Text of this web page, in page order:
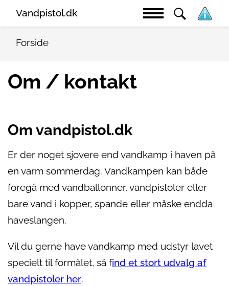
Vandpistol.dk
Forside
Om / kontakt
Om vandpistol.dk
Er der noget sjovere end vandkamp i haven på
en varm sommerdag. Vandkampen kan både
foregå med vandballonner, vandpistoler eller
bare vand i kopper, spande eller måske endda
haveslangen.
Vil du gerne have vandkamp med udstyr lavet
specielt til formålet, så find et stort udvalg af
vandpistoler her.